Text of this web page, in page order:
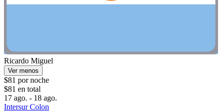
Ricardo Miguel
Ver menos
$81 por noche
$81 en total
17 ago. - 18 ago.
Intersur Colon